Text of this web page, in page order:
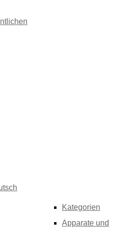
Kategorien
Apparate und